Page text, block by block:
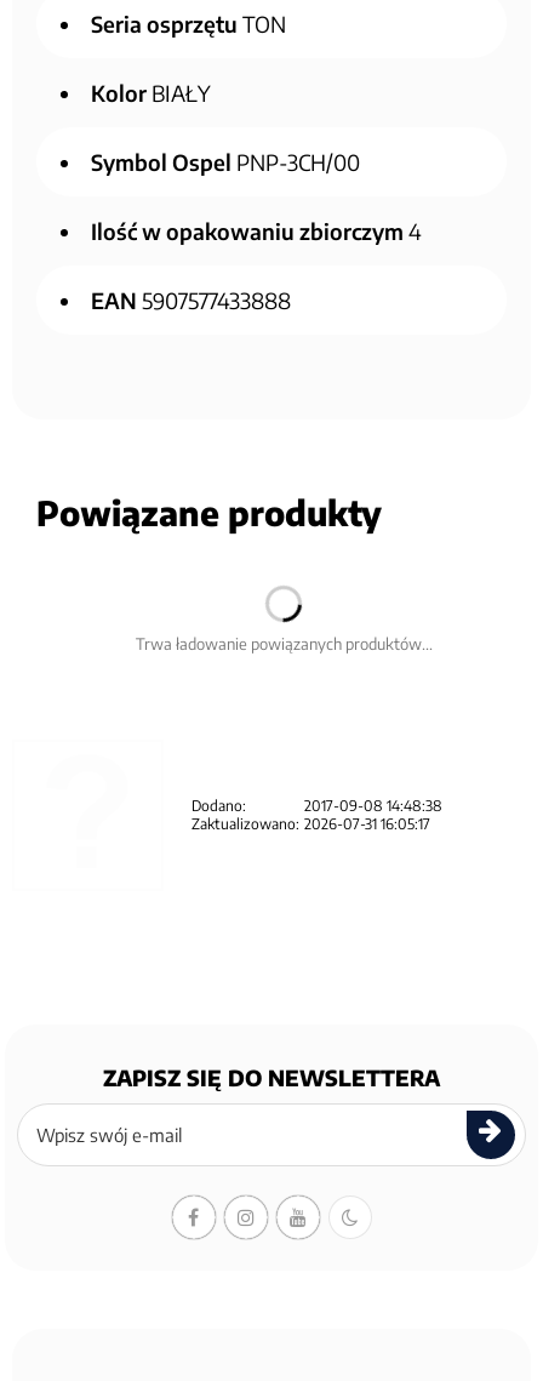
Seria osprzętu TON
Kolor BIAŁY
Symbol Ospel PNP-3CH/00
Ilość w opakowaniu zbiorczym 4
EAN 5907577433888
Powiązane produkty
Trwa ładowanie powiązanych produktów...
Dodano:
2017-09-08 14:48:38
Zaktualizowano: 2026-07-31 16:05:17
ZAPISZ SIĘ DO NEWSLETTERA
Zapisz
się
newslettera